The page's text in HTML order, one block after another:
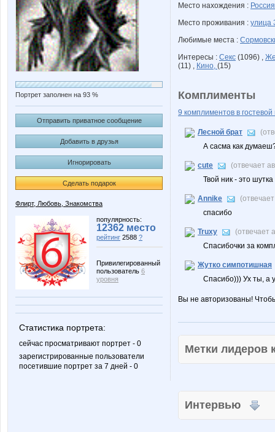
Портрет заполнен на 93 %
Отправить приватное сообщение
Добавить в друзья
Игнорировать
Сделать подарок
Флирт, Любовь, Знакомства
популярность:
12362 место
рейтинг 2588 ?
Привилегированный
пользователь 6
уровня
Статистика портрета:
сейчас просматривают портрет - 0
зарегистрированные пользователи
посетившие портрет за 7 дней - 0
Место нахождения : Россия
Место проживания : улица
Любимые места :
Интересы : Секс (1096) ,
(11) , Кино, (15)
Комплименты
9 комплиментов в гостевой
Лесной брат
А сасма как
cute
(отвечает
Твой ник - это
Annike
спасибо
Truxy
(отвечает
Спасибочки за
Жутко симпотишная
Спасибо))) Ух ты, а
Вы не авторизованы!
Метки
Интервью